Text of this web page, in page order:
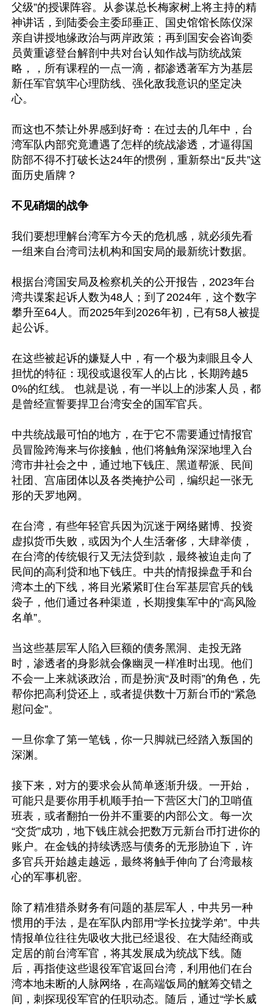
父级”的授课阵容。从参谋总长梅家树上将主持的精
神讲话，到陆委会主委邱垂正、国史馆馆长陈仪深
亲自讲授地缘政治与两岸政策；再到国安会咨询委
员黄重谚登台解剖中共对台认知作战与防统战策
略，，所有课程的一点一滴，都渗透著军方为基层
新任军官筑牢心理防线、强化敌我意识的坚定决
心。
而这也不禁让外界感到好奇：在过去的几年中，台
湾军队内部究竟遭遇了怎样的统战渗透，才逼得国
防部不得不打破长达24年的惯例，重新祭出“反共”这
面历史盾牌？
不见硝烟的战争
我们要想理解台湾军方今天的危机感，就必须先看
一组来自台湾司法机构和国安局的最新统计数据。
根据台湾国安局及检察机关的公开报告，2023年台
湾共谍案起诉人数为48人；到了2024年，这个数字
攀升至64人。而2025年到2026年初，已有58人被提
起公诉。
在这些被起诉的嫌疑人中，有一个极为刺眼且令人
担忧的特征：现役或退役军人的占比，长期跨越5
0%的红线。 也就是说，有一半以上的涉案人员，都
是曾经宣誓要捍卫台湾安全的国军官兵。
中共统战最可怕的地方，在于它不需要通过情报官
员冒险跨海来与你接触，他们将触角深深地埋入台
湾市井社会之中，通过地下钱庄、黑道帮派、民间
社团、宫庙团体以及各类掩护公司，编织起一张无
形的天罗地网。
在台湾，有些年轻官兵因为沉迷于网络赌博、投资
虚拟货币失败，或因为个人生活奢侈，大肆举债，
在台湾的传统银行又无法贷到款，最终被迫走向了
民间的高利贷和地下钱庄。中共的情报操盘手和台
湾本土的下线，将目光紧紧盯住台军基层官兵的钱
袋子，他们通过各种渠道，长期搜集军中的“高风险
名单”。
当这些基层军人陷入巨额的债务黑洞、走投无路
时，渗透者的身影就会像幽灵一样准时出现。他们
不会一上来就谈政治，而是扮演“及时雨”的角色，先
帮你把高利贷还上，或者提供数十万新台币的“紧急
慰问金”。
一旦你拿了第一笔钱，你一只脚就已经踏入叛国的
深渊。
接下来，对方的要求会从简单逐渐升级。一开始，
可能只是要你用手机顺手拍一下营区大门的卫哨值
班表，或者翻拍一份并不重要的内部公文。每一次
“交货”成功，地下钱庄就会把数万元新台币打进你的
账户。在金钱的持续诱惑与债务的无形胁迫下，许
多官兵开始越走越远，最终将触手伸向了台湾最核
心的军事机密。
除了精准猎杀财务有问题的基层军人，中共另一种
惯用的手法，是在军队内部用“学长拉拢学弟”。中共
情报单位往往先吸收大批已经退役、在大陆经商或
定居的前台湾军官，将其发展成为统战下线。随
后，再指使这些退役军官返回台湾，利用他们在台
湾本地未断的人脉网络，在高端饭局的觥筹交错之
间，刺探现役军官的任职动态。随后，通过“学长威